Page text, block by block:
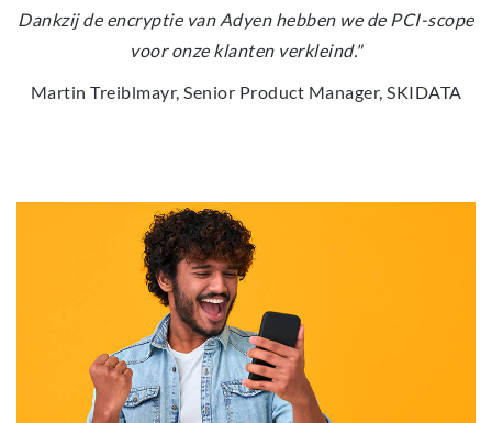
Dankzij de encryptie van Adyen hebben we de PCI-scope
voor onze klanten verkleind."
Martin Treiblmayr, Senior Product Manager, SKIDATA